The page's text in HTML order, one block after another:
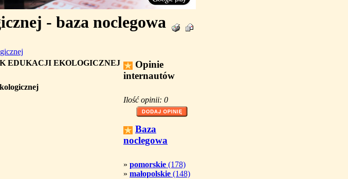
- baza noclegowa
EDUKACJI EKOLOGICZNEJ
Opinie
internautów
Ilość opinii: 0
Baza
noclegowa
» pomorskie (178)
» małopolskie (148)